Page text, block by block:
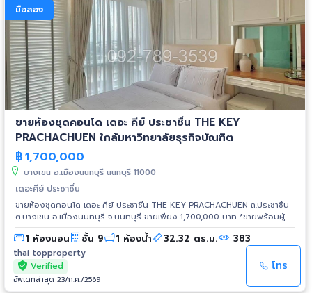
มือสอง
ขายห้องชุดคอนโด เดอะ คีย์ ประชาชื่น THE KEY
PRACHACHUEN ใกล้มหาวิทยาลัยธุรกิจบัณฑิต
฿1,700,000
บางเขน อ.เมืองนนทบุรี นนทบุรี 11000
เดอะคีย์ ประชาชื่น
ขายห้องชุดคอนโด เดอะ คีย์ ประชาชื่น THE KEY PRACHACHUEN ถ.ประชาชื่น
ต.บางเขน อ.เมืองนนทบุรี จ.นนทบุรี ขายเพียง 1,700,000 บาท *ขายพร้อมผู้
เช่า ค่าเช่า 10,000 บาทต่อเดือน สัญญาเช่าสิ้นสุดเดือนธันวาคม 2569 พัฒนา
โดย Land and Houses ขนาดห้อง 32.32 ตร.ม. อาคาร B ชั้น 9 1 ห้องนอน 1
ห้องน้ำ 1 ห้องนั่งเล่น วิวเมือง ระเบียงทิศเหนือ เฟอร์ครบพร้อมอยู่ เฟอร์นิเจอร์
และเครื่องใช้ไฟฟ้าที่ให้: เตียง+ที่นอน, โต๊ะเครื่องแป้ง, โคมไฟ, ตู้เสื้อผ้า, โซฟา,
แอร์ 2 เครื่อง, ไมโครเวฟ, ตู้เย็น, กาต้มน้ำ smeg เคาน์เตอร์ครัว, เครื่องทำน้ำ
1 ห้องนอน ชั้น 9 1 ห้องน้ำ 32.32 ตร.ม. 383
thai topproperty
Verified
อัพเดทล่าสุด 23/ก.ค./2569
โทร